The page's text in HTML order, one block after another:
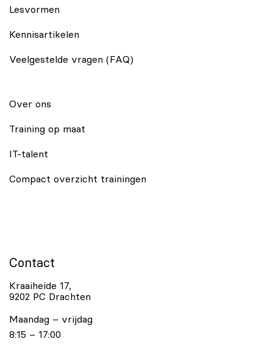
Lesvormen
Kennisartikelen
Veelgestelde vragen (FAQ)
Over ons
Training op maat
IT-talent
Compact overzicht trainingen
Contact
Kraaiheide 17,
9202 PC Drachten
Maandag – vrijdag
8:15 – 17:00